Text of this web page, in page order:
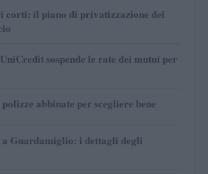
corti: il piano di privatizzazione del
sospende le rate dei mutui per
abbinate per scegliere bene
a Guardamiglio: i dettagli degli